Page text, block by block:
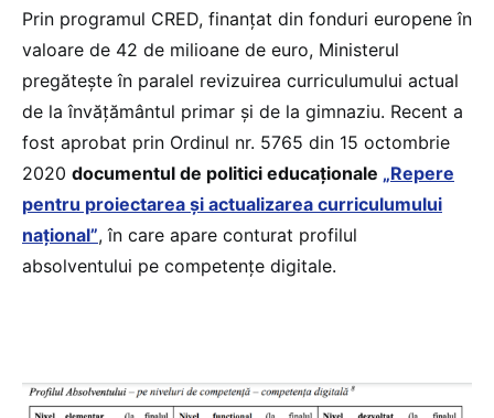
Prin programul CRED, finanțat din fonduri europene în
valoare de 42 de milioane de euro, Ministerul
pregătește în paralel revizuirea curriculumului actual
de la învățământul primar și de la gimnaziu. Recent a
fost aprobat prin Ordinul nr. 5765 din 15 octombrie
2020 documentul de politici educaționale „Repere
pentru proiectarea și actualizarea curriculumului
național”, în care apare conturat profilul
absolventului pe competențe digitale.